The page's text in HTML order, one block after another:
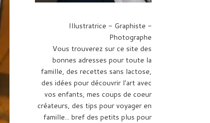
Illustratrice - Graphiste -
Photographe
Vous trouverez sur ce site des
bonnes adresses pour toute la
famille, des recettes sans lactose,
des idées pour découvrir l'art avec
vos enfants, mes coups de coeur
créateurs, des tips pour voyager en
famille... bref des petits plus pour